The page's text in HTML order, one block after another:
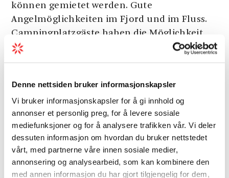
Denne nettsiden bruker informasjonskapsler
Vi bruker informasjonskapsler for å gi innhold og
annonser et personlig preg, for å levere sosiale
mediefunksjoner og for å analysere trafikken vår. Vi deler
dessuten informasjon om hvordan du bruker nettstedet
vårt, med partnerne våre innen sosiale medier,
annonsering og analysearbeid, som kan kombinere den
med annen informasjon du har gjort tilgjengelig for dem,
können gemietet werden. Gute
Angelmöglichkeiten im Fjord und im Fluss.
Campingplatzgäste haben die Möglichkeit
den zugehörigen Bauernhof, mit Kühen,
Saison